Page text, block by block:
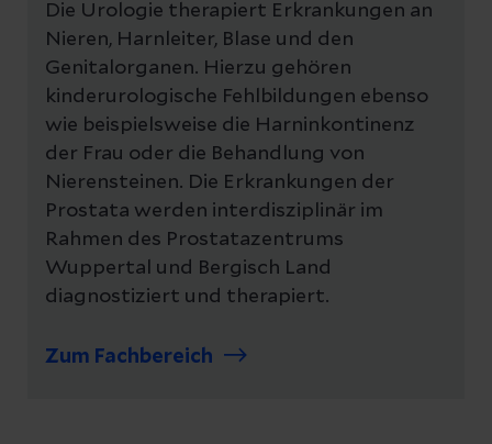
Die Urologie therapiert Erkrankungen an
Nieren, Harnleiter, Blase und den
Genitalorganen. Hierzu gehören
kinderurologische Fehlbildungen ebenso
wie beispielsweise die Harninkontinenz
der Frau oder die Behandlung von
Nierensteinen. Die Erkrankungen der
Prostata werden interdisziplinär im
Rahmen des Prostatazentrums
Wuppertal und Bergisch Land
diagnostiziert und therapiert.
Zum Fachbereich